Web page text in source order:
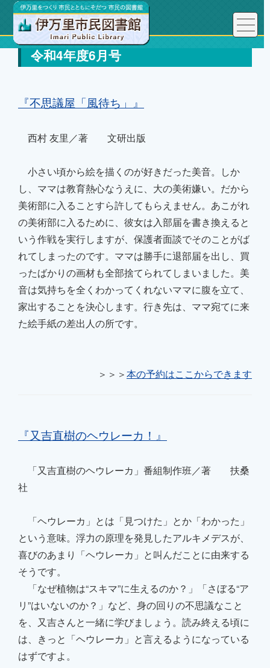
令和4年度6月号
『不思議屋「風待ち」』
西村 友里／著 文研出版
小さい頃から絵を描くのが好きだった美音。しか
し、ママは教育熱心なうえに、大の美術嫌い。だから
美術部に入ることすら許してもらえません。あこがれ
の美術部に入るために、彼女は入部届を書き換えると
いう作戦を実行しますが、保護者面談でそのことがば
れてしまったのです。ママは勝手に退部届を出し、買
ったばかりの画材も全部捨てられてしまいました。美
音は気持ちを全くわかってくれないママに腹を立て、
家出することを決心します。行き先は、ママ宛てに来
た絵手紙の差出人の所です。
＞＞＞本の予約はここからできます
『又吉直樹のヘウレーカ！』
「又吉直樹のヘウレーカ」番組制作班／著 扶桑
社
「ヘウレーカ」とは「見つけた」とか「わかった」
という意味。浮力の原理を発見したアルキメデスが、
喜びのあまり「ヘウレーカ」と叫んだことに由来する
そうです。
「なぜ植物は“スキマ”に生えるのか？」「さぼる“ア
リ”はいないのか？」など、身の回りの不思議なこと
を、又吉さんと一緒に学びましょう。読み終える頃に
は、きっと「ヘウレーカ」と言えるようになっている
はずですよ。